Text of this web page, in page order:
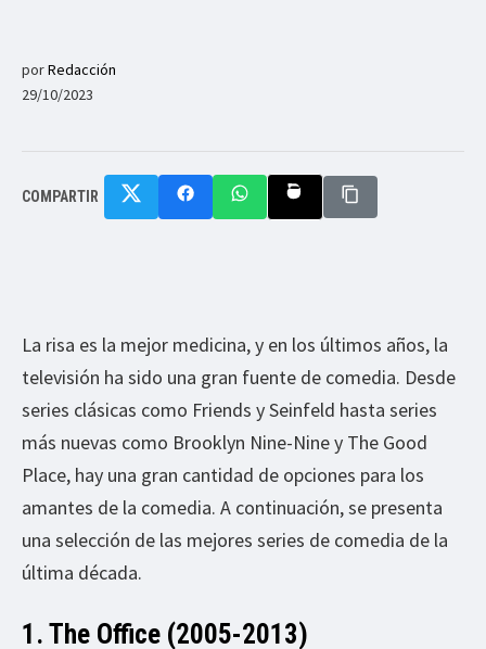
porRedacción
29/10/2023
COMPARTIR
La risa es la mejor medicina, y en los últimos años, la
televisión ha sido una gran fuente de comedia. Desde
series clásicas como Friends y Seinfeld hasta series
más nuevas como Brooklyn Nine-Nine y The Good
Place, hay una gran cantidad de opciones para los
amantes de la comedia. A continuación, se presenta
una selección de las mejores series de comedia de la
última década.
1. The Office (2005-2013)